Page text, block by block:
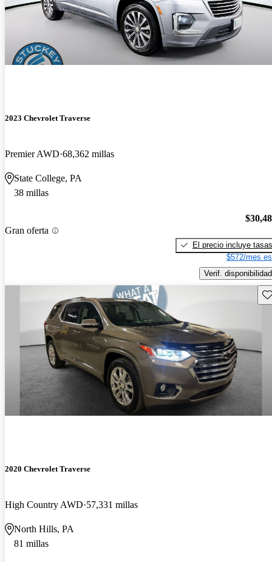
2023 Chevrolet Traverse
Premier AWD 68,362 millas
State College, PA
38 millas
Gran oferta
El precio incluye tasas
$572/mes
Verif. disponibilidad
2020 Chevrolet Traverse
High Country AWD 57,331 millas
North Hills, PA
81 millas